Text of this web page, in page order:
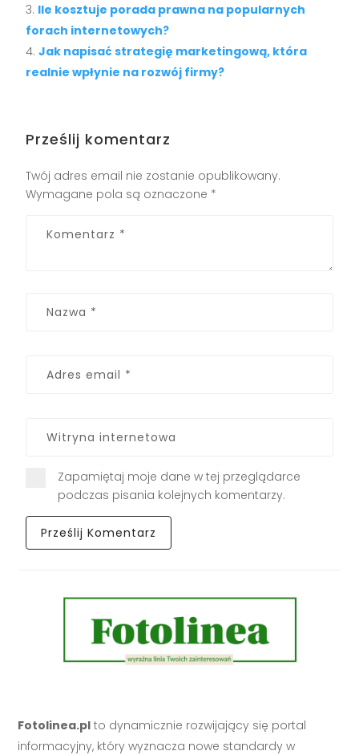
Ile kosztuje porada prawna na popularnych
forach internetowych?
Jak napisać strategię marketingową, która
realnie wpłynie na rozwój firmy?
Prześlij komentarz
Twój adres email nie zostanie opublikowany.
Wymagane pola są oznaczone *
Zapamiętaj moje dane w tej przeglądarce
podczas pisania kolejnych komentarzy.
Fotolinea.pl to dynamicznie rozwijający się portal
informacyjny, który wyznacza nowe standardy w